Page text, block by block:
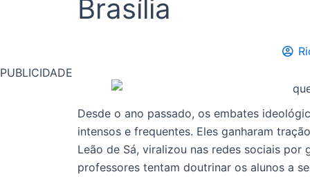
Brasília
PUBLICIDADE
Desde o ano passado, os embates
intensos e frequentes. Eles ganharam
Leão de Sá, viralizou nas redes sociais
professores tentam doutrinar os alunos a